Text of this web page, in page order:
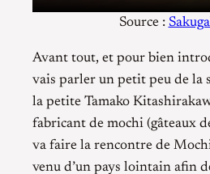
Source :
Avant tout, et pour bien
vais parler un petit peu de la
la petite Tamako
fabricant de mochi (gâteaux
va faire la rencontre de
venu d’un pays lointain afin